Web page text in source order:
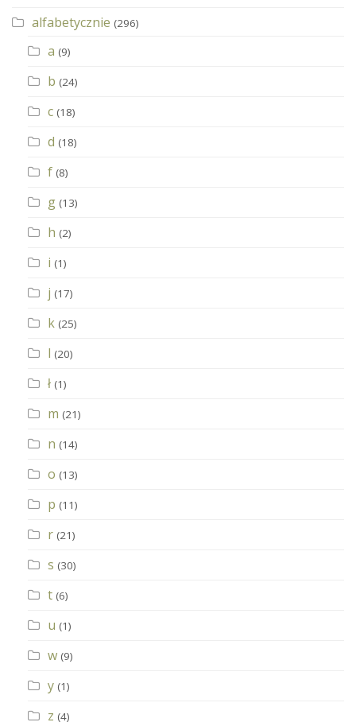
alfabetycznie (296)
a (9)
b (24)
c (18)
d (18)
f (8)
g (13)
h (2)
i (1)
j (17)
k (25)
l (20)
ł (1)
m (21)
n (14)
o (13)
p (11)
r (21)
s (30)
t (6)
u (1)
w (9)
y (1)
z (4)